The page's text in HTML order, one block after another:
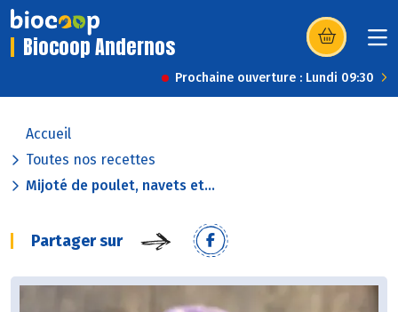
Biocoop Andernos (s’ouvre dans
Prochaine ouverture : Lundi 09:30
Accueil
Toutes nos recettes
Mijoté de poulet, navets et...
Partager sur